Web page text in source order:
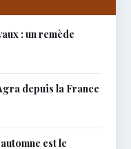
: un remède
depuis la France
est le